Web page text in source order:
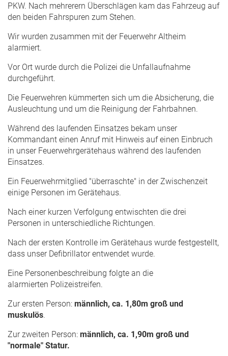
PKW. Nach mehrerern Überschlägen kam das Fahrzeug auf
den beiden Fahrspuren zum Stehen.
Wir wurden zusammen mit der Feuerwehr Altheim
alarmiert.
Vor Ort wurde durch die Polizei die Unfallaufnahme
durchgeführt.
Die Feuerwehren kümmerten sich um die Absicherung, die
Ausleuchtung und um die Reinigung der Fahrbahnen.
Während des laufenden Einsatzes bekam unser
Kommandant einen Anruf mit Hinweis auf einen Einbruch
in unser Feuerwehrgerätehaus während des laufenden
Einsatzes.
Ein Feuerwehrmitglied "überraschte" in der Zwischenzeit
einige Personen im Gerätehaus.
Nach einer kurzen Verfolgung entwischten die drei
Personen in unterschiedliche Richtungen.
Nach der ersten Kontrolle im Gerätehaus wurde festgestellt,
dass unser Defibrillator entwendet wurde.
Eine Personenbeschreibung folgte an die
alarmierten Polizeistreifen.
Zur ersten Person: männlich, ca. 1,80m groß und
muskulös.
Zur zweiten Person: männlich, ca. 1,90m groß und
"normale" Statur.